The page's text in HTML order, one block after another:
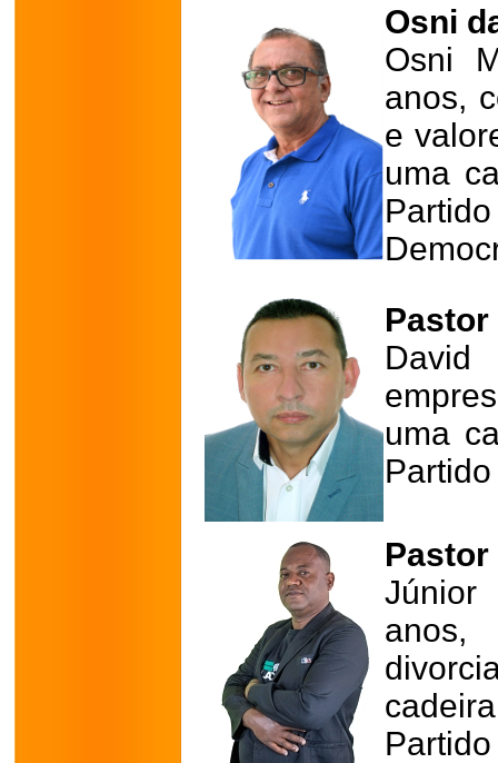
Osni
Osni
anos,
e
uma
Pastor
David
uma
Pastor
anos,